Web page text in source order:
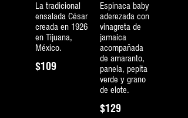
La tradicional
ensalada César
creada en 1926
en Tijuana,
México.
$109
Espinaca baby
aderezada con
vinagreta de
jamaica
acompañada
de amaranto,
panela, pepita
verde y grano
de elote.
$129